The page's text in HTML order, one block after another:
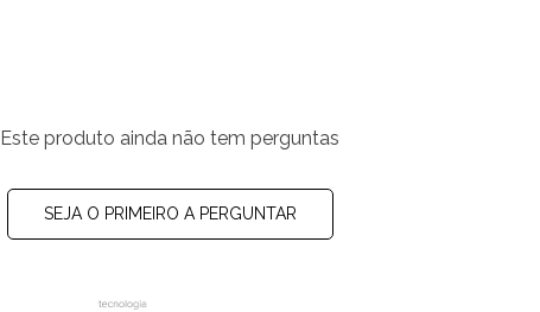
Este produto ainda não tem perguntas
SEJA O PRIMEIRO A PERGUNTAR